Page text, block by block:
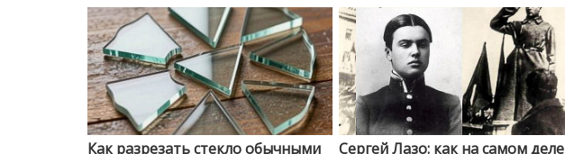
Как разрезать стекло обычными
Сергей Лазо: как на самом деле